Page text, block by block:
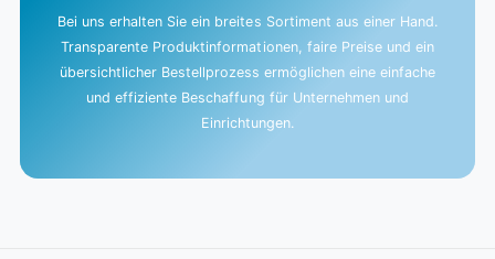
Bei uns erhalten Sie ein breites Sortiment aus einer Hand.
Transparente Produktinformationen, faire Preise und ein
übersichtlicher Bestellprozess ermöglichen eine einfache
und effiziente Beschaffung für Unternehmen und
Einrichtungen.